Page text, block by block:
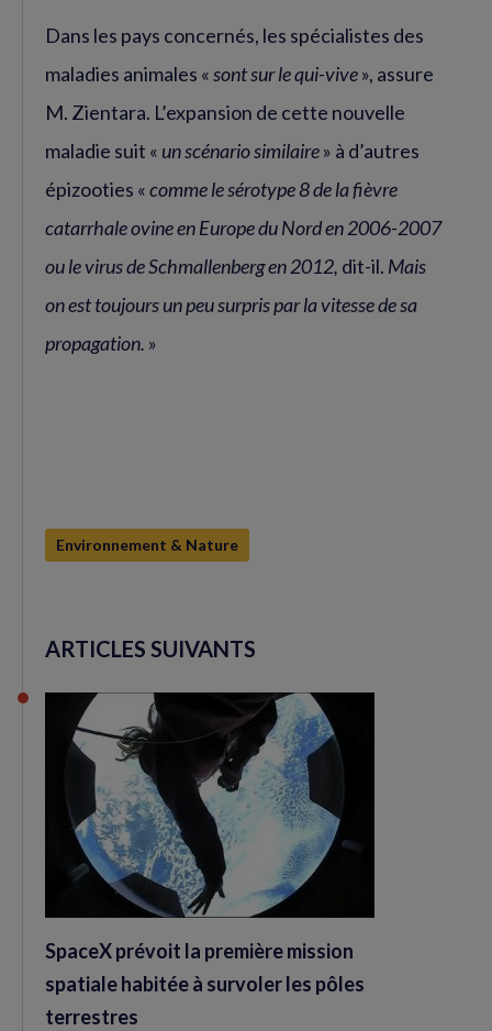
Dans les pays concernés, les spécialistes des
maladies animales «sont sur le qui-vive», assure
M. Zientara. L’expansion de cette nouvelle
maladie suit « un scénario similaire» à d’autres
épizooties «comme le sérotype 8 de la fièvre
catarrhale ovine en Europe du Nord en 2006-2007
ou le virus de Schmallenberg en 2012, dit-il. Mais
on est toujours un peu surpris par la vitesse de sa
propagation. »
Environnement & Nature
ARTICLES SUIVANTS
SpaceX prévoit la première mission
spatiale habitée à survoler les pôles
terrestres